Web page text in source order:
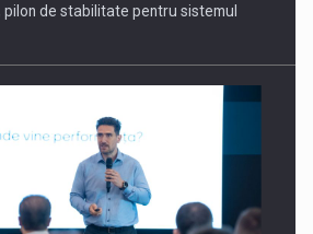
de stabilitate pentru sistemul